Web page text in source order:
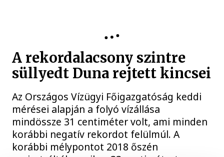
A rekordalacsony szintre
süllyedt Duna rejtett kincsei
Az Országos Vízügyi Főigazgatóság keddi
mérései alapján a folyó vízállása
mindössze 31 centiméter volt, ami minden
korábbi negatív rekordot felülmúl. A
korábbi mélypontot 2018 őszén